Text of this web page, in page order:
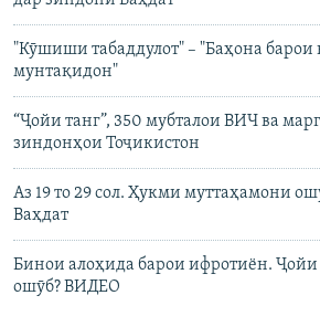
"Кӯшиши табаддулот" – "Баҳона барои
мунтақидон"
“Ҷойи танг”, 350 мубталои ВИЧ ва
зиндонҳои Тоҷикистон
Аз 19 то 29 сол. Ҳукми муттаҳамони
Ваҳдат
Бинои алоҳида барои ифротиён. Ҷойи
ошӯб? ВИДЕО